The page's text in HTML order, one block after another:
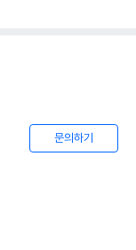
문의하기